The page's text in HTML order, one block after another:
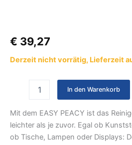
€ 39,27
Derzeit nicht vorrätig, Lieferzeit
In den Warenkorb
Mit dem EASY PEACY ist das
leichter als je zuvor. Egal ob
ob Tische, Lampen oder Displays: